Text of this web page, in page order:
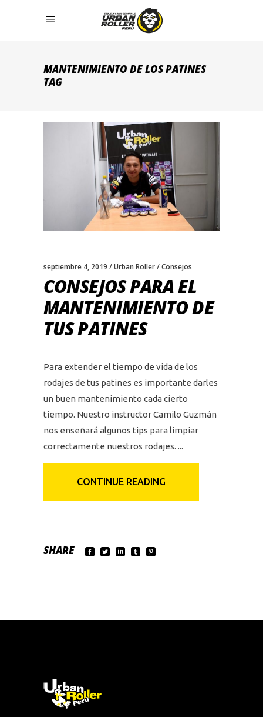
MANTENIMIENTO DE LOS PATINES
TAG
septiembre 4, 2019 Urban Roller Consejos
CONSEJOS PARA EL
MANTENIMIENTO DE
TUS PATINES
Para extender el tiempo de vida de los
rodajes de tus patines es importante darles
un buen mantenimiento cada cierto
tiempo. Nuestro instructor Camilo Guzmán
nos enseñará algunos tips para limpiar
correctamente nuestros rodajes.
CONTINUE READING
SHARE